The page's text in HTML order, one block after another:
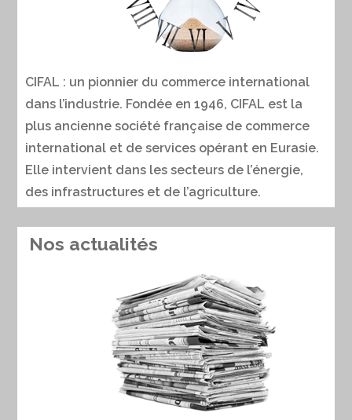
CIFAL : un pionnier du commerce international
dans l’industrie. Fondée en 1946, CIFAL est la
plus ancienne société française de commerce
international et de services opérant en Eurasie.
Elle intervient dans les secteurs de l’énergie,
des infrastructures et de l’agriculture.
Nos actualités